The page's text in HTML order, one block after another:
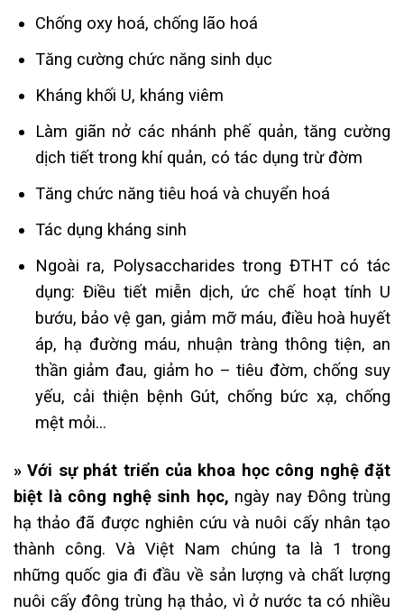
Chống oxy hoá, chống lão hoá
Tăng cường chức năng sinh dục
Kháng khối U, kháng viêm
Làm giãn nở các nhánh phế quản, tăng cường
dịch tiết trong khí quản, có tác dụng trừ đờm
Tăng chức năng tiêu hoá và chuyển hoá
Tác dụng kháng sinh
Ngoài ra, Polysaccharides trong ĐTHT có tác
dụng: Điều tiết miễn dịch, ức chế hoạt tính U
bướu, bảo vệ gan, giảm mỡ máu, điều hoà huyết
áp, hạ đường máu, nhuận tràng thông tiện, an
thần giảm đau, giảm ho – tiêu đờm, chống suy
yếu, cải thiện bệnh Gút, chống bức xạ, chống
mệt mỏi…
» Với sự phát triển của khoa học công nghệ đặt
biệt là công nghệ sinh học, ngày nay Đông trùng
hạ thảo đã được nghiên cứu và nuôi cấy nhân tạo
thành công. Và Việt Nam chúng ta là 1 trong
những quốc gia đi đầu về sản lượng và chất lượng
nuôi cấy đông trùng hạ thảo, vì ở nước ta có nhiều